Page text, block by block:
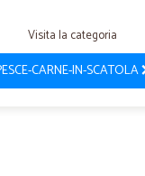
Visita la categoria
CARNE-IN-SCATOLA